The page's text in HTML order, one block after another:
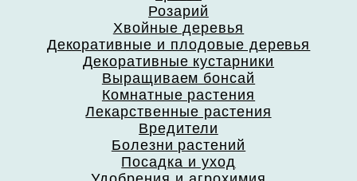
Розарий
Хвойные деревья
Декоративные и плодовые деревья
Декоративные кустарники
Выращиваем бонсай
Комнатные растения
Лекарственные растения
Вредители
Болезни растений
Посадка и уход